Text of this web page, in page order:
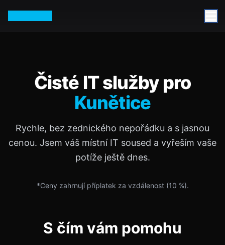
Čisté IT služby pro
Kunětice
Rychle, bez zednického nepořádku a s jasnou
cenou. Jsem váš místní IT soused a vyřeším vaše
potíže ještě dnes.
*Ceny zahrnují příplatek za vzdálenost (10 %).
S čím vám pomohu